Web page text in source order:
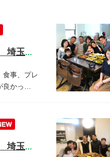
開催しました! 『新築お披露目パーティー』 埼玉県三郷市 M様宅
食事、プレ
良かっ…
開催しました! 『新築お披露目パーティー』 埼玉県越谷市 M様宅